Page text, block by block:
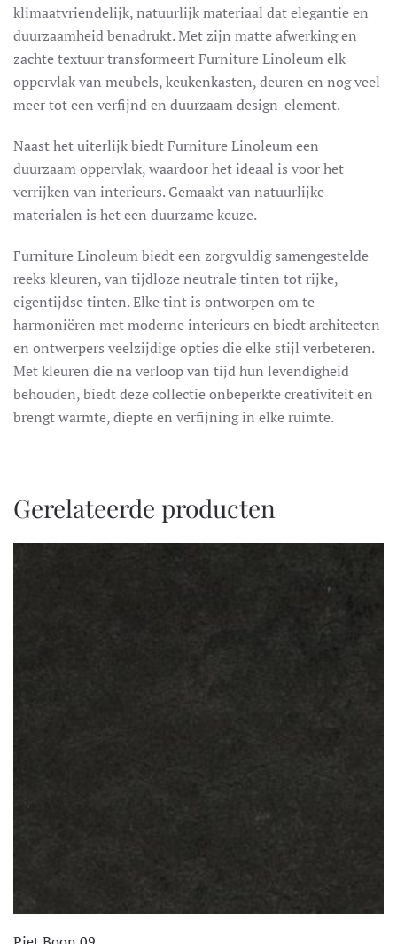
klimaatvriendelijk, natuurlijk materiaal dat elegantie en
duurzaamheid benadrukt. Met zijn matte afwerking en
zachte textuur transformeert Furniture Linoleum elk
oppervlak van meubels, keukenkasten, deuren en nog veel
meer tot een verfijnd en duurzaam design-element.
Naast het uiterlijk biedt Furniture Linoleum een
duurzaam oppervlak, waardoor het ideaal is voor het
verrijken van interieurs. Gemaakt van natuurlijke
materialen is het een duurzame keuze.
Furniture Linoleum biedt een zorgvuldig samengestelde
reeks kleuren, van tijdloze neutrale tinten tot rijke,
eigentijdse tinten. Elke tint is ontworpen om te
harmoniëren met moderne interieurs en biedt architecten
en ontwerpers veelzijdige opties die elke stijl verbeteren.
Met kleuren die na verloop van tijd hun levendigheid
behouden, biedt deze collectie onbeperkte creativiteit en
brengt warmte, diepte en verfijning in elke ruimte.
Gerelateerde producten